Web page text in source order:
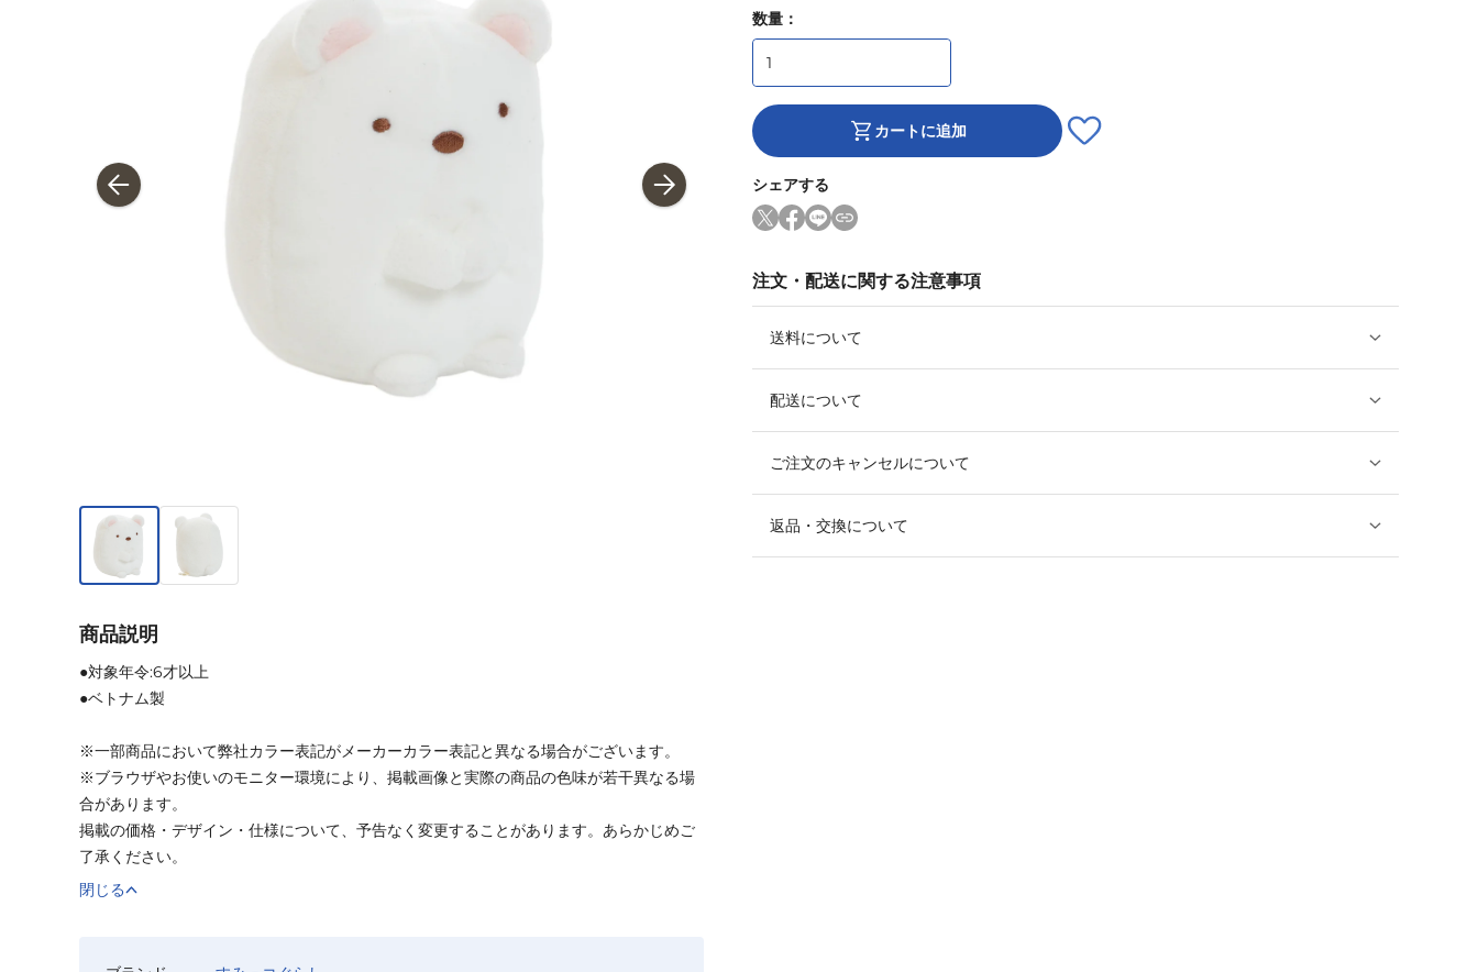
数量：
カートに追加
シェアする
注文・配送に関する注意事項
送料について
配送について
ご注文のキャンセルについて
返品・交換について
商品説明
●対象年令:6才以上
●ベトナム製
※一部商品において弊社カラー表記がメーカーカラー表記と異なる場合がございます。
※ブラウザやお使いのモニター環境により、掲載画像と実際の商品の色味が若干異なる場
合があります。
掲載の価格・デザイン・仕様について、予告なく変更することがあります。あらかじめご
了承ください。
閉じる